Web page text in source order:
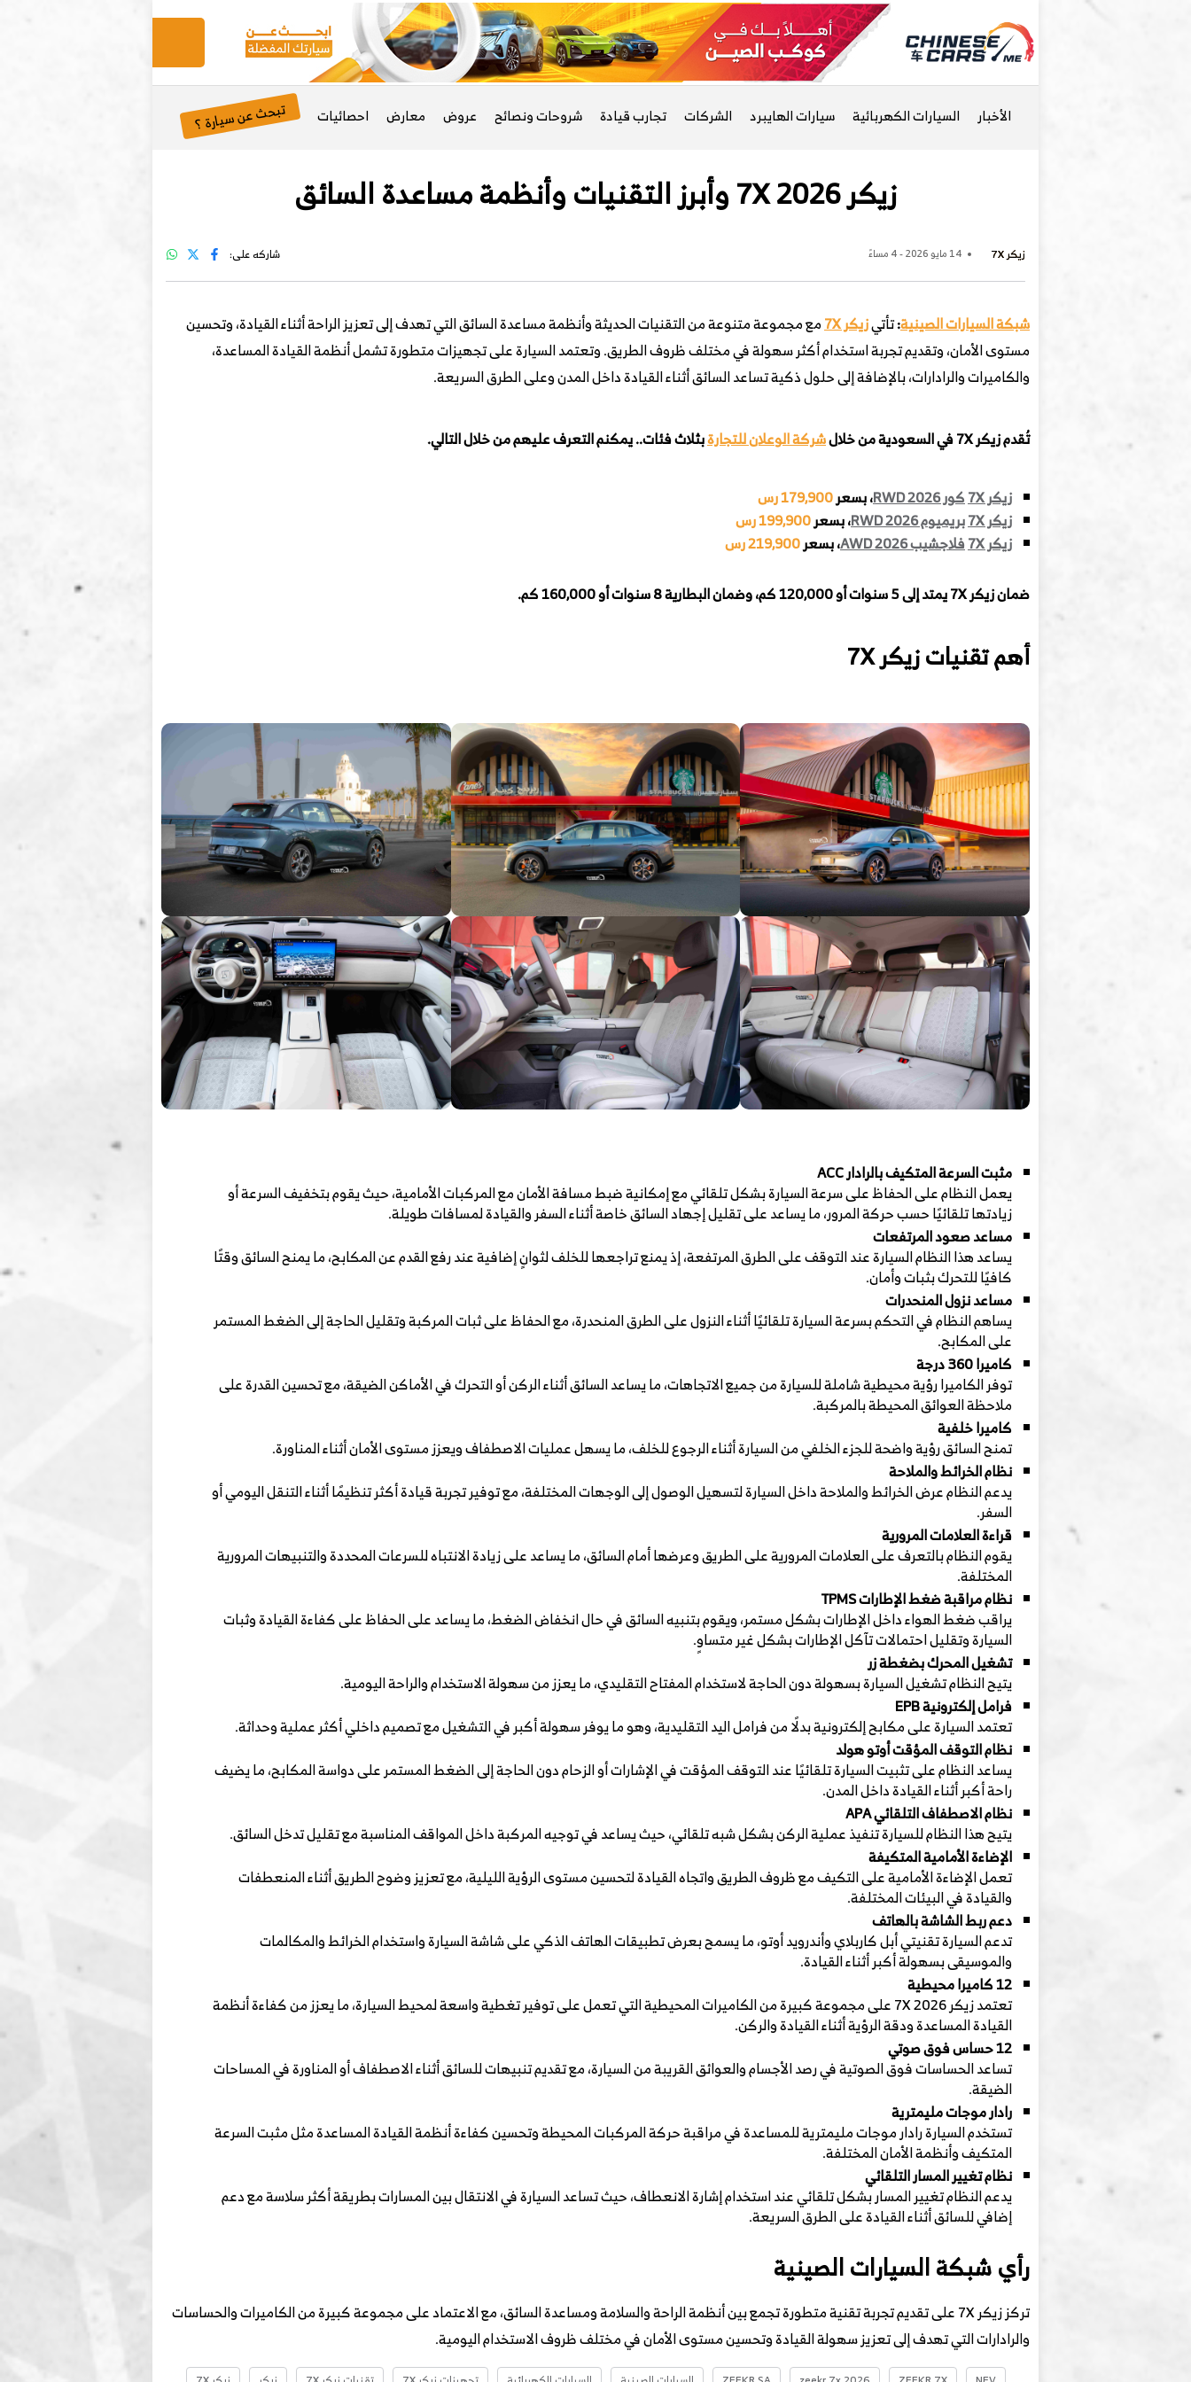
الأخبار السيارات الكهربائية سيارات الهايبرد الشركات تجارب قيادة شروحات ونصائح عروض معارض احصائيات تبحث عن سيارة ؟
زيكر 7X 2026 وأبرز التقنيات وأنظمة مساعدة السائق
زيكر 7X 14 مايو 2026 - 4 مساءً شاركه على:
شبكة السيارات الصينية:تأتيزيكر 7X
مع مجموعة متنوعة من التقنيات الحديثة وأنظمة مساعدة السائق التي تهدف إلى تعزيز الراحة أثناء القيادة، وتحسين
مستوى الأمان، وتقديم تجربة استخدام أكثر سهولة في مختلف ظروف الطريق. وتعتمد السيارة على تجهيزات متطورة تشمل أنظمة القيادة المساعدة،
والكاميرات والرادارات، بالإضافة إلى حلول ذكية تساعد السائق أثناء القيادة داخل المدن وعلى الطرق السريعة.
تُقدم زيكر 7X في السعودية من خلالشركة الوعلان للتجارةبثلاث فئات.. يمكنم التعرف عليهم من خلال التالي.
زيكر 7X كور RWD 2026 ، بسعر179,900 رس
زيكر 7X
بريميوم RWD 2026 ، بسعر199,900 رس
زيكر 7X
فلاجشيب AWD 2026 ، بسعر219,900 رس
ضمان زيكر 7X يمتد إلى 5 سنوات أو 120,000 كم، وضمان البطارية 8 سنوات أو 160,000 كم.
أهم تقنيات زيكر 7X
مثبت السرعة المتكيف بالرادار ACC
يعمل النظام على الحفاظ على سرعة السيارة بشكل تلقائي مع إمكانية ضبط مسافة الأمان مع المركبات الأمامية، حيث يقوم بتخفيف السرعة أو
زيادتها تلقائيًا حسب حركة المرور، ما يساعد على تقليل إجهاد السائق خاصة أثناء السفر والقيادة لمسافات طويلة.
مساعد صعود المرتفعات
يساعد هذا النظام السيارة عند التوقف على الطرق المرتفعة، إذ يمنع تراجعها للخلف لثوانٍ إضافية عند رفع القدم عن المكابح، ما يمنح السائق وقتًا
كافيًا للتحرك بثبات وأمان.
مساعد نزول المنحدرات
يساهم النظام في التحكم بسرعة السيارة تلقائيًا أثناء النزول على الطرق المنحدرة، مع الحفاظ على ثبات المركبة وتقليل الحاجة إلى الضغط المستمر
على المكابح.
كاميرا 360 درجة
توفر الكاميرا رؤية محيطية شاملة للسيارة من جميع الاتجاهات، ما يساعد السائق أثناء الركن أو التحرك في الأماكن الضيقة، مع تحسين القدرة على
ملاحظة العوائق المحيطة بالمركبة.
كاميرا خلفية
تمنح السائق رؤية واضحة للجزء الخلفي من السيارة أثناء الرجوع للخلف، ما يسهل عمليات الاصطفاف ويعزز مستوى الأمان أثناء المناورة.
نظام الخرائط والملاحة
يدعم النظام عرض الخرائط والملاحة داخل السيارة لتسهيل الوصول إلى الوجهات المختلفة، مع توفير تجربة قيادة أكثر تنظيمًا أثناء التنقل اليومي أو
السفر.
قراءة العلامات المرورية
يقوم النظام بالتعرف على العلامات المرورية على الطريق وعرضها أمام السائق، ما يساعد على زيادة الانتباه للسرعات المحددة والتنبيهات المرورية
المختلفة.
نظام مراقبة ضغط الإطارات TPMS
يراقب ضغط الهواء داخل الإطارات بشكل مستمر، ويقوم بتنبيه السائق في حال انخفاض الضغط، ما يساعد على الحفاظ على كفاءة القيادة وثبات
السيارة وتقليل احتمالات تآكل الإطارات بشكل غير متساوٍ.
تشغيل المحرك بضغطة زر
يتيح النظام تشغيل السيارة بسهولة دون الحاجة لاستخدام المفتاح التقليدي، ما يعزز من سهولة الاستخدام والراحة اليومية.
فرامل إلكترونية EPB
تعتمد السيارة على مكابح إلكترونية بدلًا من فرامل اليد التقليدية، وهو ما يوفر سهولة أكبر في التشغيل مع تصميم داخلي أكثر عملية وحداثة.
نظام التوقف المؤقت أوتو هولد
يساعد النظام على تثبيت السيارة تلقائيًا عند التوقف المؤقت في الإشارات أو الزحام دون الحاجة إلى الضغط المستمر على دواسة المكابح، ما يضيف
راحة أكبر أثناء القيادة داخل المدن.
نظام الاصطفاف التلقائي APA
يتيح هذا النظام للسيارة تنفيذ عملية الركن بشكل شبه تلقائي، حيث يساعد في توجيه المركبة داخل المواقف المناسبة مع تقليل تدخل السائق.
الإضاءة الأمامية المتكيفة
تعمل الإضاءة الأمامية على التكيف مع ظروف الطريق واتجاه القيادة لتحسين مستوى الرؤية الليلية، مع تعزيز وضوح الطريق أثناء المنعطفات
والقيادة في البيئات المختلفة.
دعم ربط الشاشة بالهاتف
تدعم السيارة تقنيتي أبل كاربلاي وأندرويد أوتو، ما يسمح بعرض تطبيقات الهاتف الذكي على شاشة السيارة واستخدام الخرائط والمكالمات
والموسيقى بسهولة أكبر أثناء القيادة.
12 كاميرا محيطية
تعتمد زيكر 7X 2026 على مجموعة كبيرة من الكاميرات المحيطية التي تعمل على توفير تغطية واسعة لمحيط السيارة، ما يعزز من كفاءة أنظمة
القيادة المساعدة ودقة الرؤية أثناء القيادة والركن.
12 حساس فوق صوتي
تساعد الحساسات فوق الصوتية في رصد الأجسام والعوائق القريبة من السيارة، مع تقديم تنبيهات للسائق أثناء الاصطفاف أو المناورة في المساحات
الضيقة.
رادار موجات مليمترية
تستخدم السيارة رادار موجات مليمترية للمساعدة في مراقبة حركة المركبات المحيطة وتحسين كفاءة أنظمة القيادة المساعدة مثل مثبت السرعة
المتكيف وأنظمة الأمان المختلفة.
نظام تغيير المسار التلقائي
يدعم النظام تغيير المسار بشكل تلقائي عند استخدام إشارة الانعطاف، حيث تساعد السيارة في الانتقال بين المسارات بطريقة أكثر سلاسة مع دعم
إضافي للسائق أثناء القيادة على الطرق السريعة.
رأي شبكة السيارات الصينية
تركز زيكر 7X على تقديم تجربة تقنية متطورة تجمع بين أنظمة الراحة والسلامة ومساعدة السائق، مع الاعتماد على مجموعة كبيرة من الكاميرات والحساسات
والرادارات التي تهدف إلى تعزيز سهولة القيادة وتحسين مستوى الأمان في مختلف ظروف الاستخدام اليومية.